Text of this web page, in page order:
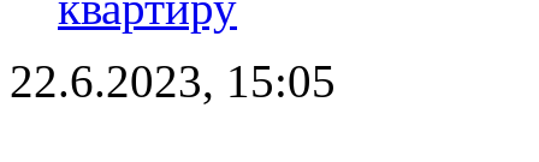
22.6.2023, 15:05